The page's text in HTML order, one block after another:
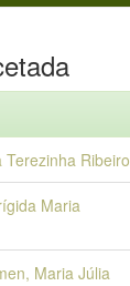
Terezinha Ribeiro
Maria
Maria Júlia